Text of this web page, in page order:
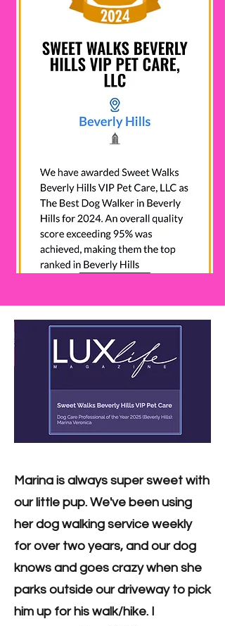
Marina is always super sweet with
our little pup. We've been using
her dog walking service weekly
for over two years, and our dog
knows and goes crazy when she
parks outside our driveway to pick
him up for his walk/hike. I